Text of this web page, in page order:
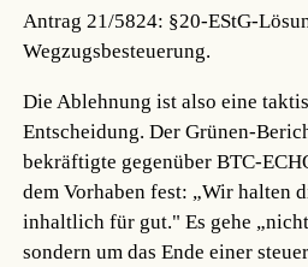
Antrag 21/5824: §20-EStG-
Wegzugsbesteuerung.
Die Ablehnung ist also eine
Entscheidung. Der Grünen-
bekräftigte gegenüber BTC-
dem Vorhaben fest: „Wir halten
inhaltlich für gut." Es gehe
sondern um das Ende einer